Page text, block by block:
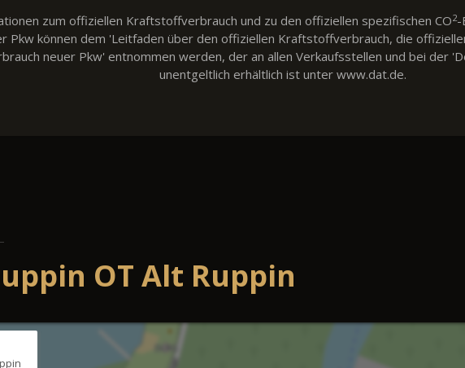
zum offiziellen Kraftstoffverbrauch und zu den offiziellen spezifischen CO2-
Pkw können dem 'Leitfaden über den offiziellen Kraftstoffverbrauch, die
neuer Pkw' entnommen werden, der an allen Verkaufsstellen und bei der
unentgeltlich erhältlich ist unter www.dat.de.
OT Alt Ruppin